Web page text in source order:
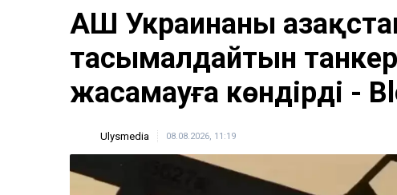
АҚШ Украинаны
тасымалдайтын
жасамауға көндірді -
Ulysmedia 08.08.2026, 11:19